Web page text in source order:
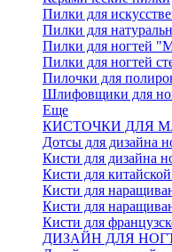
Пилки для
Пилки для
Пилки для ногтей
Пилки для ногтей
Пилочки для
Шлифовщики для
Еще
КИСТОЧКИ ДЛЯ
Дотсы для дизайна
Кисти для дизайна
Кисти для
Кисти для
Кисти для
Кисти для
ДИЗАЙН ДЛЯ